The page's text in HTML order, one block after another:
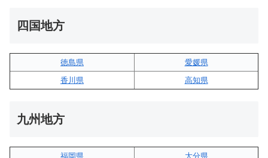
四国地方
徳島県
愛媛県
香川県
高知県
九州地方
福岡県 大分県